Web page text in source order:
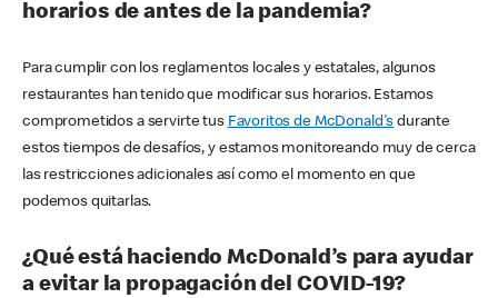
horarios de antes de la pandemia?
Para cumplir con los reglamentos locales y estatales, algunos
restaurantes han tenido que modificar sus horarios. Estamos
comprometidos a servirte tus Favoritos de McDonald's durante
estos tiempos de desafíos, y estamos monitoreando muy de cerca
las restricciones adicionales así como el momento en que
podemos quitarlas.
¿Qué está haciendo McDonald’s para ayudar
a evitar la propagación del COVID-19?